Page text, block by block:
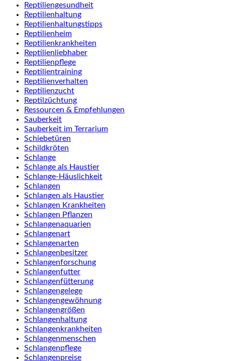
Reptiliengesundheit
Reptilienhaltung
Reptilienhaltungstipps
Reptilienheim
Reptilienkrankheiten
Reptilienliebhaber
Reptilienpflege
Reptilientraining
Reptilienverhalten
Reptilienzucht
Reptilzüchtung
Ressourcen & Empfehlungen
Sauberkeit
Sauberkeit im Terrarium
Schiebetüren
Schildkröten
Schlange
Schlange als Haustier
Schlange-Häuslichkeit
Schlangen
Schlangen als Haustier
Schlangen Krankheiten
Schlangen Pflanzen
Schlangenaquarien
Schlangenart
Schlangenarten
Schlangenbesitzer
Schlangenforschung
Schlangenfutter
Schlangenfütterung
Schlangengelege
Schlangengewöhnung
Schlangengrößen
Schlangenhaltung
Schlangenkrankheiten
Schlangenmenschen
Schlangenpflege
Schlangenpreise